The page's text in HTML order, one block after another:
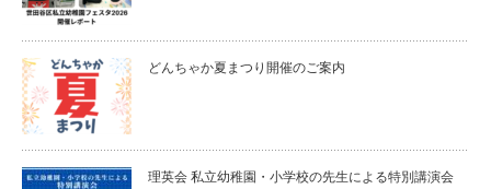
どんちゃか夏まつり開催のご案内
理英会 私立幼稚園・小学校の先生による特別講演会